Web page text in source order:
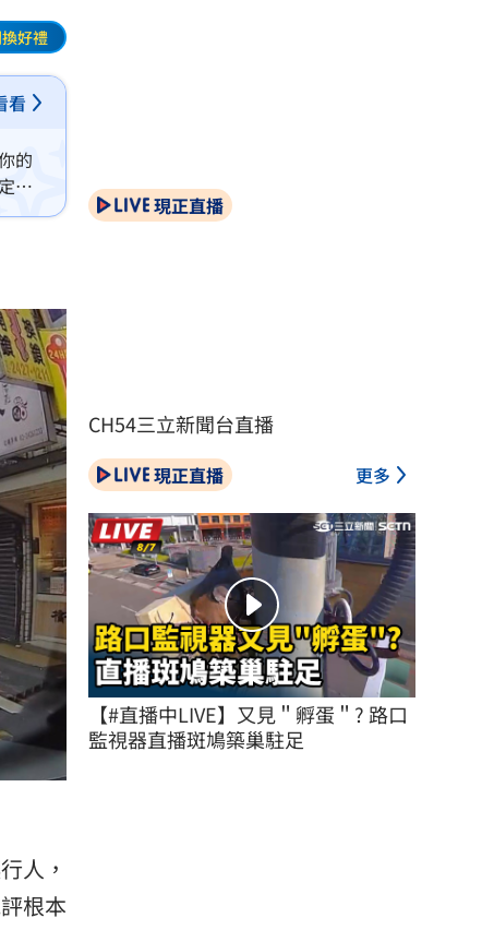
好禮
看
的
與
人，
根本
現正直播
CH54三立新聞台直播
現正直播 更多
【#直播中LIVE】又見＂孵蛋＂? 路口
監視器直播斑鳩築巢駐足